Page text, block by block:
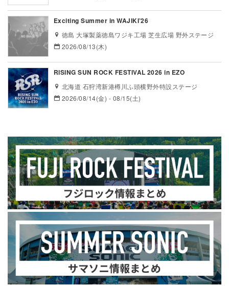
Exciting Summer in WAJIKI’26
徳島 大塚製薬徳島ワジキ工場 芝生広場 野外ステージ
2026/08/13(木)
RISING SUN ROCK FESTIVAL 2026 in EZO
北海道 石狩湾新港樽川ふ頭横野外特設ステージ
2026/08/14(金) - 08/15(土)